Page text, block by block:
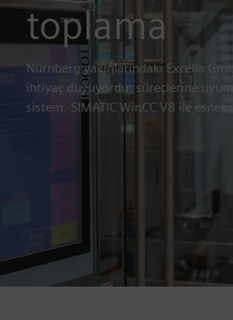
toplama
Nürnberg yakınlarındaki Excella
ihtiyaç duyuyordu: süreçlerine
sistem. SIMATIC WinCC V8 ile